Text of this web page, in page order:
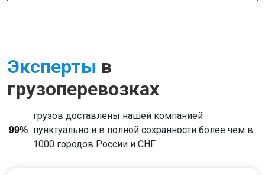
Эксперты в
грузоперевозках
99%
грузов доставлены нашей компанией
пунктуально и в полной сохранности более чем в
1000 городов России и СНГ